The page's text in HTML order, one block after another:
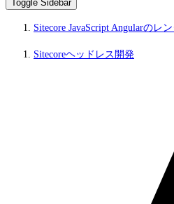
Toggle Sidebar
Sitecore JavaScript Angularのレ
Sitecoreヘッドレス開発